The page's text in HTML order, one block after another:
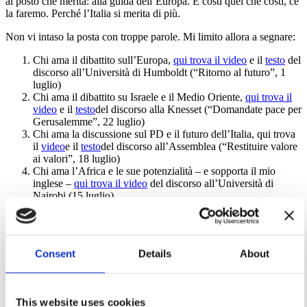
Consent Details About
This website uses cookies
la faremo. Perché l’Italia si merita di più.
Non vi intaso la posta con troppe parole. Mi limito allora a segnare:
Chi ama il dibattito sull’Europa, qui trova il video e il testo del
discorso all’Università di Humboldt (“Ritorno al futuro”, 1
luglio)
Chi ama il dibattito su Israele e il Medio Oriente, qui trova il
video e il testodel discorso alla Knesset (“Domandate pace per
Gerusalemme”, 22 luglio)
Chi ama la discussione sul PD e il futuro dell’Italia, qui trova
il videoe il testodel discorso all’Assemblea (“Restituire valore
ai valori”, 18 luglio)
Chi ama l’Africa e le sue potenzialità – e sopporta il mio
inglese –qui trova il video del discorso all’Università di
Nairobi (15 luglio)
Chi ama la montagna, l’ingegneria e l’innovazione trova il
video
del mio intervento all’inaugurazione della funivia
Pensierino della sera.